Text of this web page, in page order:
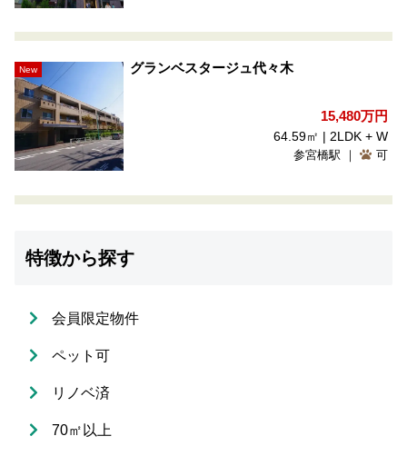
New グランベスタージュ代々木
15,480万円
64.59㎡ | 2LDK + W
参宮橋駅 ｜ 可
特徴から探す
会員限定物件
ペット可
リノベ済
70㎡以上